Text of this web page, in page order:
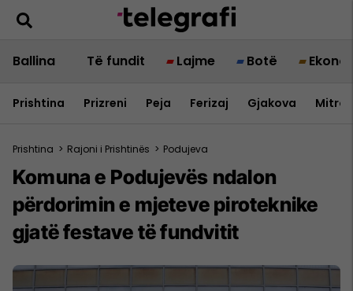
Ballina Të fundit Lajme Botë
Prishtina Prizreni Peja Ferizaj Gjakova
Prishtina > Rajoni i Prishtinës > Podujeva
Komuna e Podujevës ndalon
përdorimin e mjeteve piroteknike
gjatë festave të fundvitit